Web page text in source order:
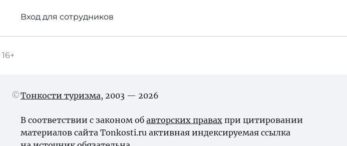
Вход для сотрудников
16+
Тонкости туризма, 2003 — 2026
В соответствии с законом об авторских правах при цитировании
материалов сайта Tonkosti.ru активная индексируемая ссылка